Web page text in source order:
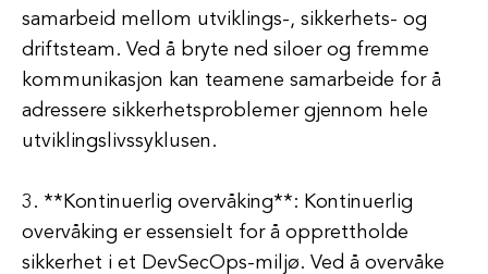
samarbeid mellom utviklings-, sikkerhets- og
driftsteam. Ved å bryte ned siloer og fremme
kommunikasjon kan teamene samarbeide for å
adressere sikkerhetsproblemer gjennom hele
utviklingslivssyklusen.
3. **Kontinuerlig overvåking**: Kontinuerlig
overvåking er essensielt for å opprettholde
sikkerhet i et DevSecOps-miljø. Ved å overvåke